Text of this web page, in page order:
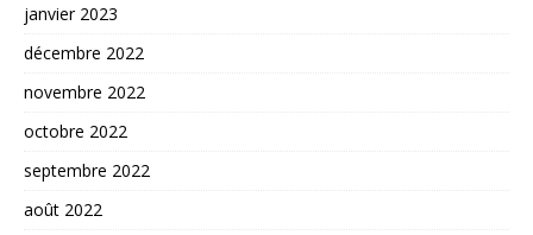
janvier 2023
décembre 2022
novembre 2022
octobre 2022
septembre 2022
août 2022